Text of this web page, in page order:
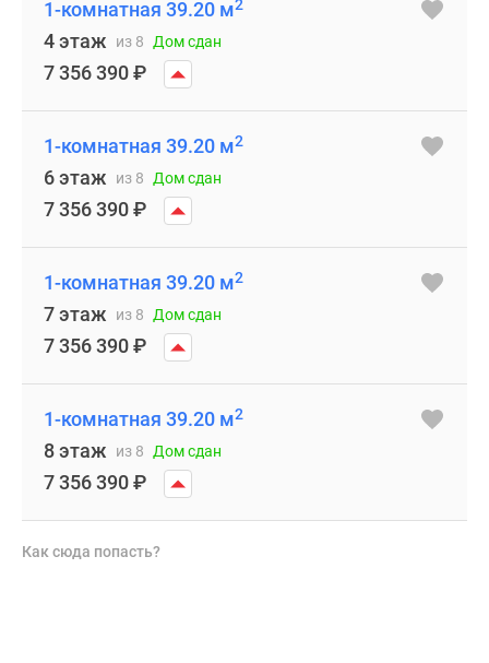
1-комнатная 39.20 м2
4 этаж из 8 Дом сдан
7 356 390₽
1-комнатная 39.20 м2
6 этаж из 8 Дом сдан
7 356 390₽
1-комнатная 39.20 м2
7 этаж из 8 Дом сдан
7 356 390₽
1-комнатная 39.20 м2
8 этаж из 8 Дом сдан
7 356 390₽
Как сюда попасть?